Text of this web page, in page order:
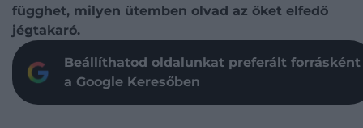
függhet, milyen ütemben olvad az őket elfedő
jégtakaró.
Beállíthatod oldalunkat preferált forrásként
a Google Keresőben